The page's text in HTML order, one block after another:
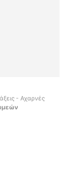
- Αχαρνές